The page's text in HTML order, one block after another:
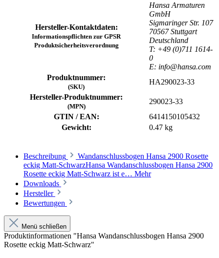
Hersteller-Kontaktdaten:
Informationspflichten zur GPSR
Produktsicherheitsverordnung
Hansa Armaturen
GmbH
Sigmaringer Str. 107
70567 Stuttgart
Deutschland
T: +49 (0)711 1614-
0
E: info@hansa.com
Produktnummer:
(SKU)
HA290023-33
Hersteller-Produktnummer:
(MPN)
290023-33
GTIN / EAN:
6414150105432
Gewicht:
0.47 kg
Beschreibung
Wandanschlussbogen Hansa 2900 Rosette
eckig Matt-SchwarzHansa Wandanschlussbogen Hansa 2900
Rosette eckig Matt-Schwarz ist e… Mehr
Downloads
Hersteller
Bewertungen
Menü schließen
Produktinformationen "Hansa Wandanschlussbogen Hansa 2900
Rosette eckig Matt-Schwarz"